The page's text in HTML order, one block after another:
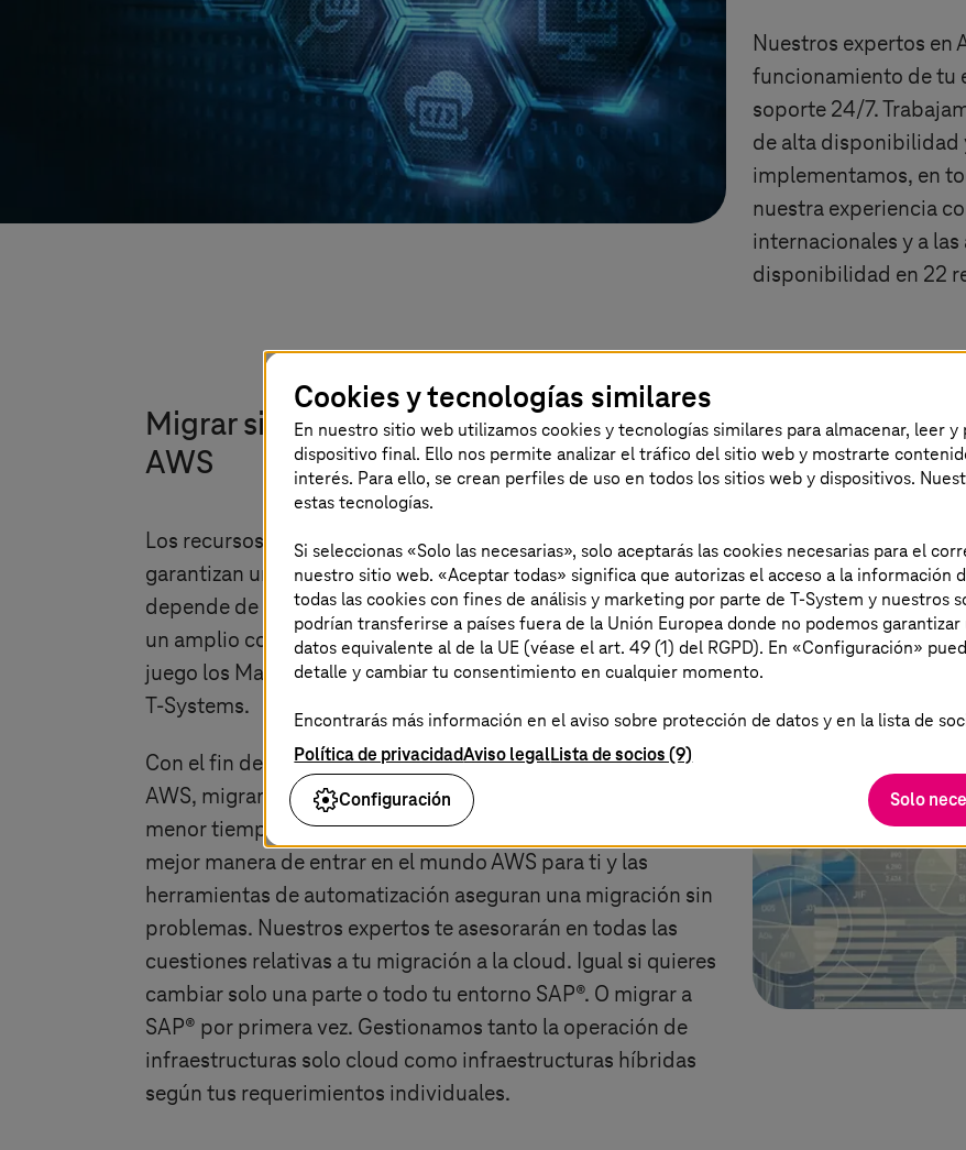
Nuestros expertos en
funcionamiento de tu
soporte 24/7.
de alta disponibilidad
implementamos, en
nuestra experiencia
internacionales y a
disponibilidad en 22
Migrar sistemas SAP® de forma rápida y fácil hacia el
AWS
Los recursos básicos de la Public Cloud por sí solos no
garantizan un funcionamiento estable ni agilidad. Todo
depende de una gestión inteligente, la estrategia adecuada y
un amplio conocimiento experto. Aquí es donde entran en
juego los Managed Cloud Services para SAP® en AWS de
T-Systems.
Con el fin de aprovechar rápidamente todas las ventajas de
AWS, migramos tus aplicaciones SAP® a la Public Cloud en el
menor tiempo posible. Nuestros expertos determinan la
mejor manera de entrar en el mundo AWS para ti y las
herramientas de automatización aseguran una migración sin
problemas. Nuestros expertos te asesorarán en todas las
cuestiones relativas a tu migración a la cloud. Igual si quieres
cambiar solo una parte o todo tu entorno SAP®. O migrar a
SAP® por primera vez. Gestionamos tanto la operación de
infraestructuras solo cloud como infraestructuras híbridas
según tus requerimientos individuales.
Cookies y tecnologías similares
En nuestro sitio web utilizamos cookies y tecnologías similares para almacenar, leer
dispositivo final. Ello nos permite analizar el tráfico del sitio web y mostrarte
interés. Para ello, se crean perfiles de uso en todos los sitios web y dispositivos.
estas tecnologías.
Si seleccionas «Solo las necesarias», solo aceptarás las cookies necesarias para el
nuestro sitio web. «Aceptar todas» significa que autorizas el acceso a la información
todas las cookies con fines de análisis y marketing por parte de T-System y nuestros
podrían transferirse a países fuera de la Unión Europea donde no podemos
datos equivalente al de la UE (véase el art. 49 (1) del RGPD). En «Configuración»
detalle y cambiar tu consentimiento en cualquier momento.
Encontrarás más información en el aviso sobre protección de datos y en la lista de
Política de privacidadAviso legalLista de socios (9)
Configuración
Solo